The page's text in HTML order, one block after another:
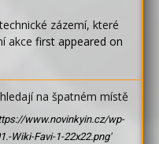
zázemí, které
akce first appeared on
na špatném místě
www.novinkyin.cz/wp-
Wiki-Favi-1-22x22.png'